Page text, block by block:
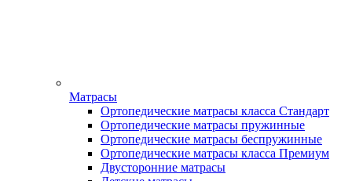
Матрасы
Ортопедические матрасы класса Стандарт
Ортопедические матрасы пружинные
Ортопедические матрасы беспружинные
Ортопедические матрасы класса Премиум
Двусторонние матрасы